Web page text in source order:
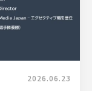
2026.06.23